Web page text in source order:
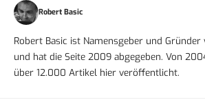
Robert Basic
Robert Basic ist Namensgeber und Gründer
und hat die Seite 2009 abgegeben. Von
über 12.000 Artikel hier veröffentlicht.